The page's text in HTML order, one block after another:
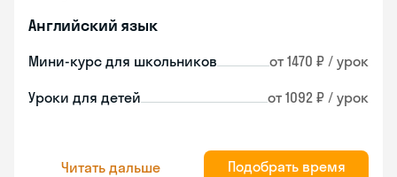
Английский язык
Мини-курс для школьников от 1470 ₽ / урок
Уроки для детей от 1092 ₽ / урок
Читать дальше Подобрать время